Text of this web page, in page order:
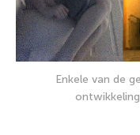
Enkele van de